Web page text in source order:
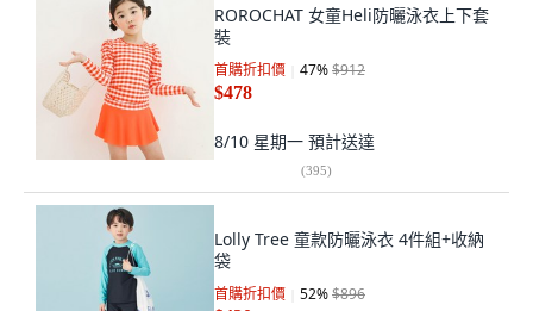
ROROCHAT 女童Heli防曬泳衣上下套
裝
首購折扣價 47%$912
$478
8/10 星期一 預計送達
(395)
Lolly Tree 童款防曬泳衣 4件組+收納
袋
首購折扣價 52%$896